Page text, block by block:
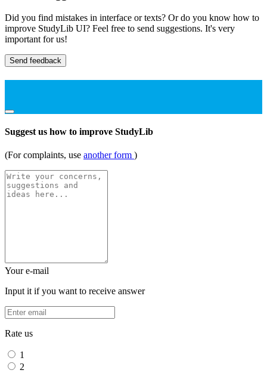
Did you find mistakes in interface or texts? Or do you know how to
improve StudyLib UI? Feel free to send suggestions. It's very
important for us!
Send feedback
Suggest us how to improve StudyLib
(For complaints, use another form )
Your e-mail
Input it if you want to receive answer
Rate us
1
2